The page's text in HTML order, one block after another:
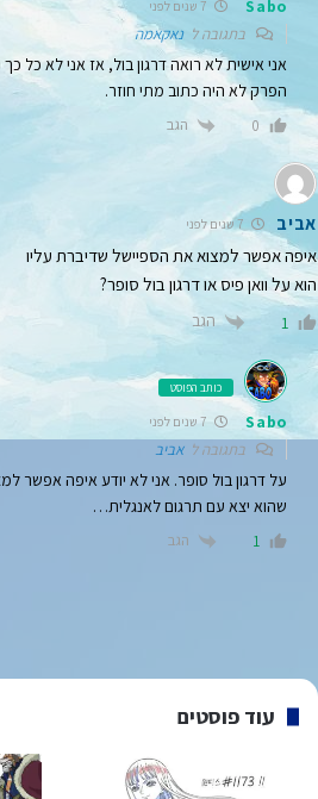
Sabo
בתגובה לנאקאמה
אני אישית לא רואה דרגון בול, אז אני לא כל
הפרק לא היה כתוב מתי חוזר.
0 הגב
אביב
איפה אפשר למצוא את הספיישל שדיברת עליו
הוא על וואן פיס או דרגון בול סופר?
1 הגב
כותב הפוסט
Sabo
בתגובה לאביב
על דרגון בול סופר. אני לא יודע איפה אפשר
שהוא יצא עם תרגום לאנגלית…
1 הגב
עוד פוסטים